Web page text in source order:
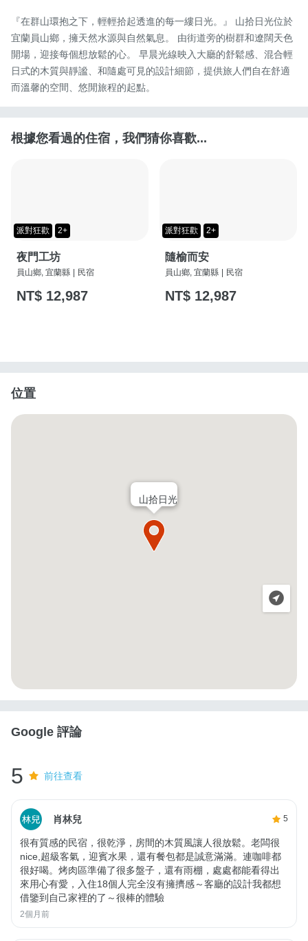
『在群山環抱之下，輕輕拾起透進的每一縷日光。』 山拾日光位於
宜蘭員山鄉，擁天然水源與自然氣息。 由街道旁的樹群和遼闊天色
開場，迎接每個想放鬆的心。 早晨光線映入大廳的舒鬆感、混合輕
日式的木質與靜謐、和隨處可見的設計細節，提供旅人們自在舒適
而溫馨的空間、悠閒旅程的起點。
根據您看過的住宿，我們猜你喜歡...
派對狂歡 2+
夜門工坊
員山鄉, 宜蘭縣 | 民宿
NT$ 12,987
派對狂歡 2+
隨榆而安
員山鄉, 宜蘭縣 | 民宿
NT$ 12,987
位置
山拾日光
Google 評論
5 前往查看
肖林兒 5
很有質感的民宿，很乾淨，房間的木質風讓人很放鬆。老闆很
nice,超級客氣，迎賓水果，還有餐包都是誠意滿滿。連咖啡都
很好喝。烤肉區準備了很多盤子，還有雨棚，處處都能看得出
來用心有愛，入住18個人完全沒有擁擠感～客廳的設計我都想
借鑒到自己家裡的了～很棒的體驗
2個月前